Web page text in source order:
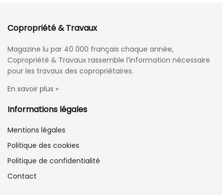
Copropriété & Travaux
Magazine lu par 40 000 français chaque année,
Copropriété & Travaux rassemble l’information nécessaire
pour les travaux des copropriétaires.
En savoir plus »
Informations légales
Mentions légales
Politique des cookies
Politique de confidentialité
Contact